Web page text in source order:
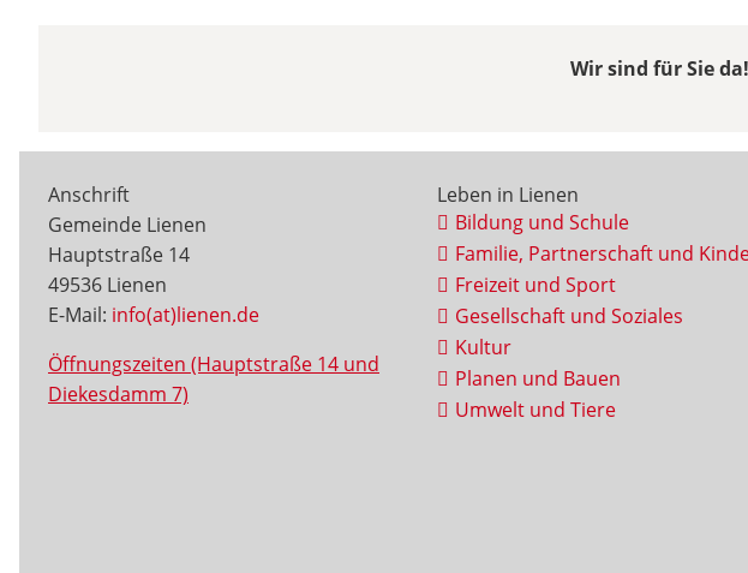
Wir sind für Sie
Anschrift
Gemeinde Lienen
Hauptstraße 14
49536 Lienen
E-Mail: info(at)lienen.de
Öffnungszeiten (Hauptstraße 14 und
Diekesdamm 7)
Leben in Lienen
Bildung und Schule
Familie, Partnerschaft und
Freizeit und Sport
Gesellschaft und Soziales
Kultur
Planen und Bauen
Umwelt und Tiere